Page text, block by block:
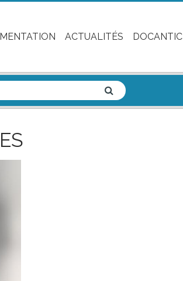
ACTUALITÉS DOCANTIC